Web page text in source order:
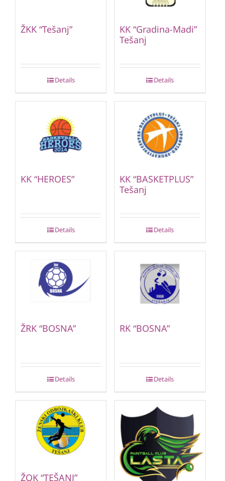
ŽKK “Tešanj”
Details
KK “Gradina-Madi”
Tešanj
Details
KK “HEROES”
Details
KK “BASKETPLUS”
Tešanj
Details
ŽRK “BOSNA”
Details
RK “BOSNA”
Details
ŽOK “TEŠANJ”